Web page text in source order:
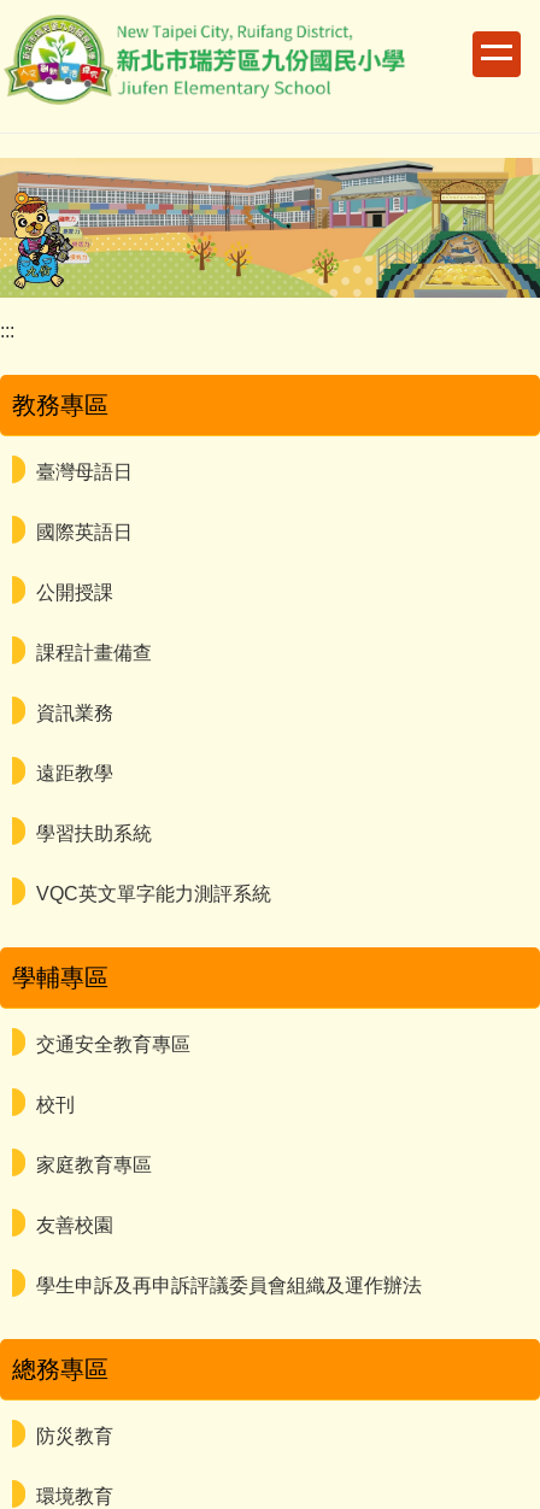
到
主
容
區
:::
教務專區
臺灣母語日
國際英語日
公開授課
課程計畫備查
資訊業務
遠距教學
學習扶助系統
VQC英文單字能力測評系統
學輔專區
交通安全教育專區
校刊
家庭教育專區
友善校園
學生申訴及再申訴評議委員會組織及運作辦法
總務專區
防災教育
環境教育